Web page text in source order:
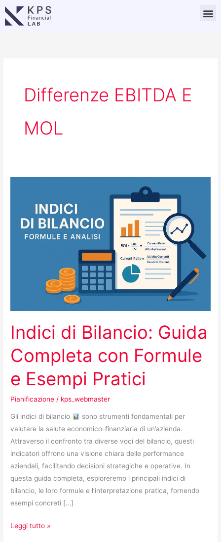
Vai
Differenze EBITDA E
MOL
Indici di Bilancio: Guida
Completa con Formule
e Esempi Pratici
Pianificazione / kps_webmaster
Gli indici di bilancio
sono strumenti fondamentali per
valutare la salute economico-finanziaria di un’azienda.
Attraverso il confronto tra diverse voci del bilancio, questi
indicatori offrono una visione chiara delle performance
aziendali, facilitando decisioni strategiche e operative. In
questa guida completa, esploreremo i principali indici di
bilancio, le loro formule e l’interpretazione pratica, fornendo
esempi concreti […]
Guida
Completa
Leggi tutto »